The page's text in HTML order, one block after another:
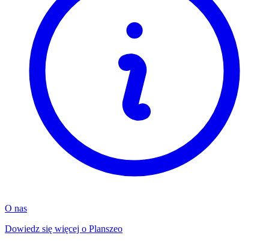
O nas
Dowiedz się więcej o Planszeo